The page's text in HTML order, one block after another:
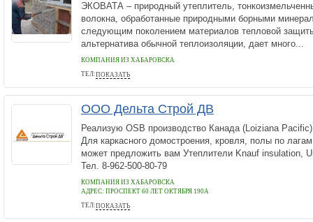
ЭКОВАТА – природный утеплитель,
волокна, обработанные природными борными
следующим поколением материалов тепловой
альтернатива обычной теплоизоляции, дает много...
КОМПАНИЯ ИЗ ХАБАРОВСКА
ТЕЛ:ПОКАЗАТЬ
+79141514715
ООО Дельта Строй ДВ
Реализую OSB производство Канада (Loiziana
Для каркасного домостроения, кровля, полы по
может предложить вам Утеплители Knauf insulation,
Тел. 8-962-500-80-79
КОМПАНИЯ ИЗ ХАБАРОВСКА
АДРЕС: ПРОСПЕКТ 60 ЛЕТ ОКТЯБРЯ 190А
ТЕЛ:ПОКАЗАТЬ
8-962-500-80-79